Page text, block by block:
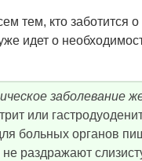
тем, кто заботится
идет о
заболевание
или
больных органов
раздражают